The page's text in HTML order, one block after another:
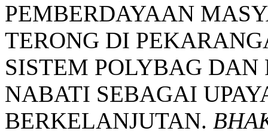
PEMBERDAYAAN
TERONG DI
SISTEM POLYBAG
NABATI SEBAGAI
BERKELANJUTAN.